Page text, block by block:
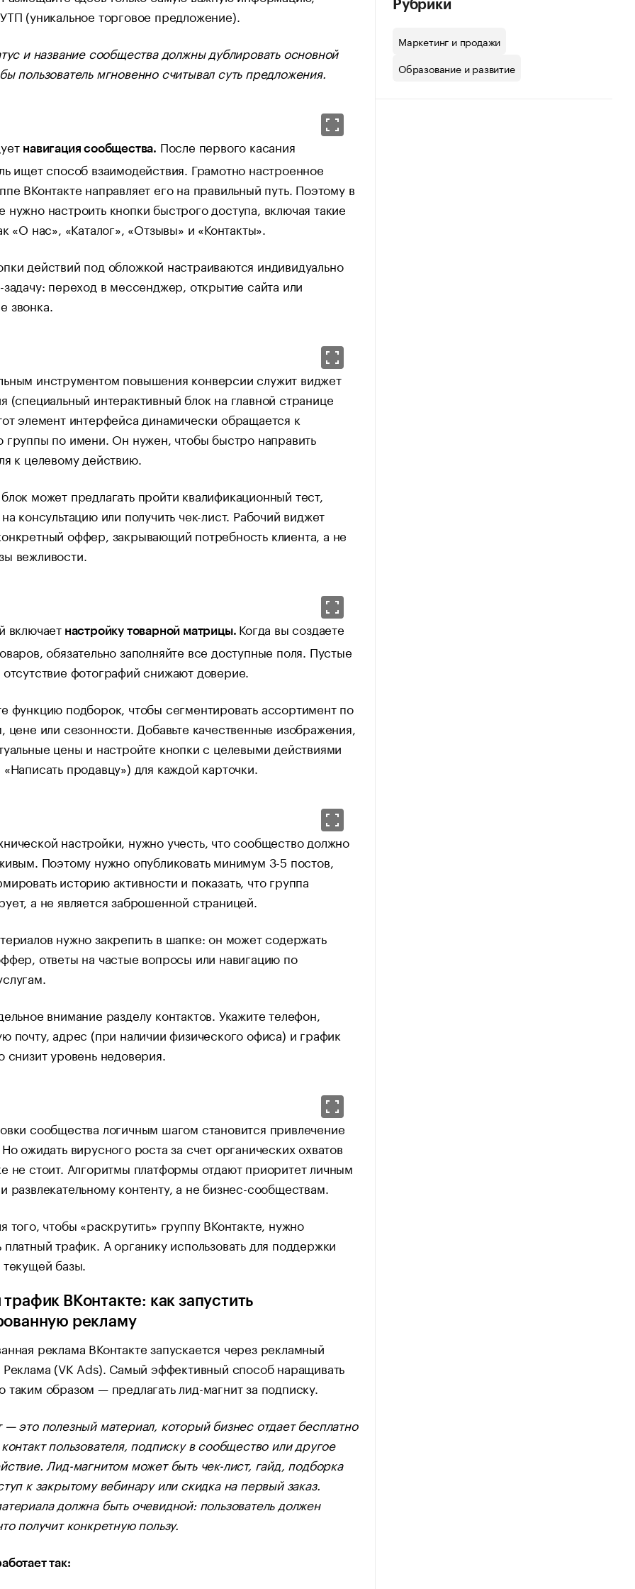
(уникальное торговое предложение).
и название сообщества должны дублировать основной
пользователь мгновенно считывал суть предложения.
навигация сообщества. После первого касания
ищет способ взаимодействия. Грамотно настроенное
ВКонтакте направляет его на правильный путь. Поэтому в
нужно настроить кнопки быстрого доступа, включая такие
«О нас», «Каталог», «Отзывы» и «Контакты».
действий под обложкой настраиваются индивидуально
переход в мессенджер, открытие сайта или
звонка.
инструментом повышения конверсии служит виджет
(специальный интерактивный блок на главной странице
элемент интерфейса динамически обращается к
группы по имени. Он нужен, чтобы быстро направить
к целевому действию.
может предлагать пройти квалификационный тест,
консультацию или получить чек-лист. Рабочий виджет
оффер, закрывающий потребность клиента, а не
вежливости.
включает настройку товарной матрицы. Когда вы создаете
обязательно заполняйте все доступные поля. Пустые
фотографий снижают доверие.
функцию подборок, чтобы сегментировать ассортимент по
цене или сезонности. Добавьте качественные изображения,
цены и настройте кнопки с целевыми действиями
продавцу») для каждой карточки.
настройки, нужно учесть, что сообщество должно
Поэтому нужно опубликовать минимум 3-5 постов,
историю активности и показать, что группа
а не является заброшенной страницей.
нужно закрепить в шапке: он может содержать
ответы на частые вопросы или навигацию по
внимание разделу контактов. Укажите телефон,
почту, адрес (при наличии физического офиса) и график
снизит уровень недоверия.
сообщества логичным шагом становится привлечение
ожидать вирусного роста за счет органических охватов
не стоит. Алгоритмы платформы отдают приоритет личным
развлекательному контенту, а не бизнес-сообществам.
того, чтобы «раскрутить» группу ВКонтакте, нужно
платный трафик. А органику использовать для поддержки
базы.
ВКонтакте: как запустить
рекламу
реклама ВКонтакте запускается через рекламный
Реклама (VK Ads). Самый эффективный способ наращивать
таким образом — предлагать лид-магнит за подписку.
это полезный материал, который бизнес отдает бесплатно
пользователя, подписку в сообщество или другое
Лид-магнитом может быть чек-лист, гайд, подборка
к закрытому вебинару или скидка на первый заказ.
должна быть очевидной: пользователь должен
получит конкретную пользу.
так:
Рубрики
Маркетинг и продажи
Образование и развитие